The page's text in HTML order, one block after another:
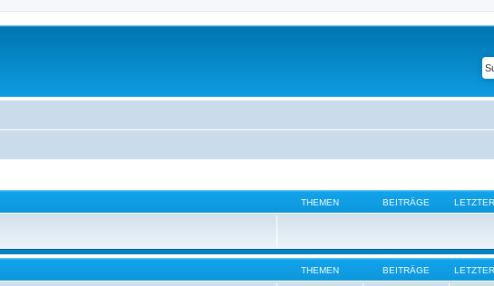
THEMEN BEITRÄGE
THEMEN BEITRÄGE